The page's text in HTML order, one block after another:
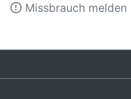
Missbrauch melden